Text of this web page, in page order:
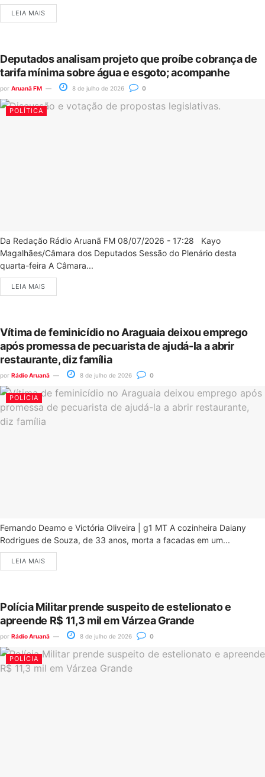
LEIA MAIS
Deputados analisam projeto que proíbe cobrança de
tarifa mínima sobre água e esgoto; acompanhe
por Aruanã FM 8 de julho de 2026 0
POLÍTICA
Da Redação Rádio Aruanã FM 08/07/2026 - 17:28 Kayo
Magalhães/Câmara dos Deputados Sessão do Plenário desta
quarta-feira A Câmara...
LEIA MAIS
Vítima de feminicídio no Araguaia deixou emprego
após promessa de pecuarista de ajudá-la a abrir
restaurante, diz família
por Rádio Aruanã 8 de julho de 2026 0
POLÍCIA
Fernando Deamo e Victória Oliveira | g1 MT A cozinheira Daiany
Rodrigues de Souza, de 33 anos, morta a facadas em um...
LEIA MAIS
Polícia Militar prende suspeito de estelionato e
apreende R$ 11,3 mil em Várzea Grande
por Rádio Aruanã 8 de julho de 2026 0
POLÍCIA